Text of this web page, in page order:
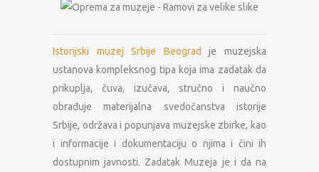
Istorijski muzej Srbije Beograd
je muzejska
ustanova kompleksnog tipa koja ima zadatak da
prikuplja, čuva, izučava, stručno i naučno
obrađuje materijalna svedočanstva istorije
Srbije, održava i popunjava muzejske zbirke, kao
i informacije i dokumentaciju o njima i čini ih
dostupnim javnosti. Zadatak Muzeja je i da na